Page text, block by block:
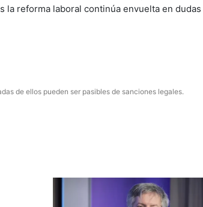
reforma laboral continúa envuelta en dudas
de ellos pueden ser pasibles de sanciones legales.